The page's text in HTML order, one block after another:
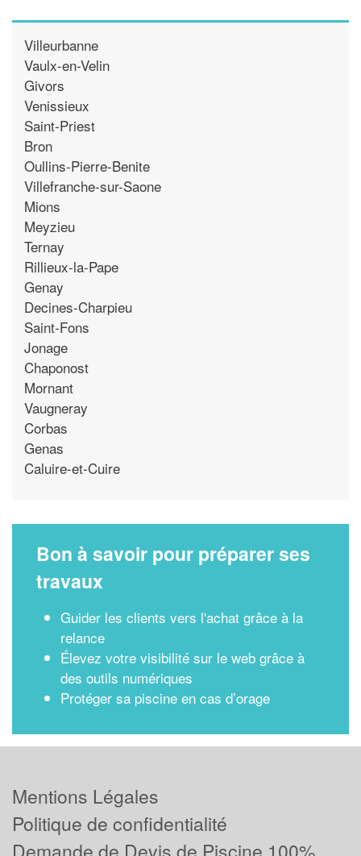
Villeurbanne
Vaulx-en-Velin
Givors
Venissieux
Saint-Priest
Bron
Oullins-Pierre-Benite
Villefranche-sur-Saone
Mions
Meyzieu
Ternay
Rillieux-la-Pape
Genay
Decines-Charpieu
Saint-Fons
Jonage
Chaponost
Mornant
Vaugneray
Corbas
Genas
Caluire-et-Cuire
Bon à savoir pour préparer ses
travaux
Guider les clients vers l'achat grâce à la
relance
Élevez votre visibilité sur le web grâce à
des outils numériques
Protéger sa piscine en cas d’orage
Mentions Légales
Politique de confidentialité
Demande de Devis de Piscine 100%